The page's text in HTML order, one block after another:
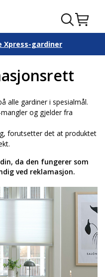
Xpress-gardiner
alle gardiner i spesialmål.
og gjelder fra
forutsetter det at produktet
da den fungerer som
ved reklamasjon.